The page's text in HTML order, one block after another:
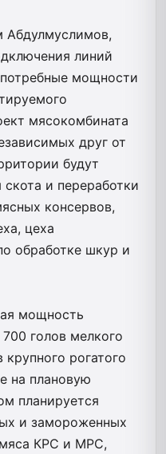
Абдулмуслимов,
линий
мощности
мясокомбината
друг от
будут
и переработки
консервов,
цеха
обработке шкур и
мощность
голов мелкого
крупного рогатого
на плановую
планируется
и замороженных
КРС и МРС,